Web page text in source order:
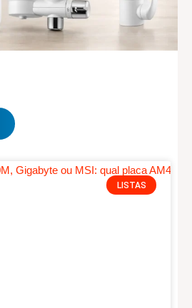
LISTAS